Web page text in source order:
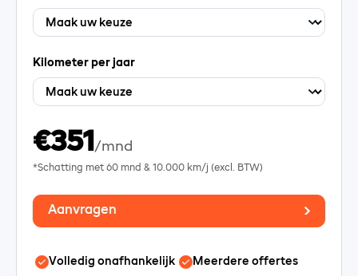
Kilometer per jaar
€351 /mnd
*Schatting met 60 mnd &10.000 km/j (excl. BTW)
Aanvragen
Volledig onafhankelijk Meerdere offertes